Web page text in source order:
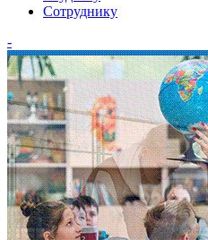
Сотруднику
-